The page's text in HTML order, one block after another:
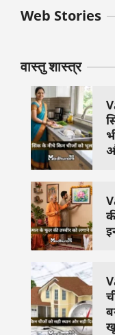
Web Stories
बुधवार के उपाय :
जिनसे हो गणेश जी
वास्तु शास्त्र